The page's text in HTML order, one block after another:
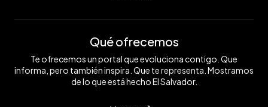
Qué ofrecemos
Te ofrecemos un portal que evoluciona contigo. Que
informa, pero también inspira. Que te representa. Mostramos
de lo que está hecho El Salvador.